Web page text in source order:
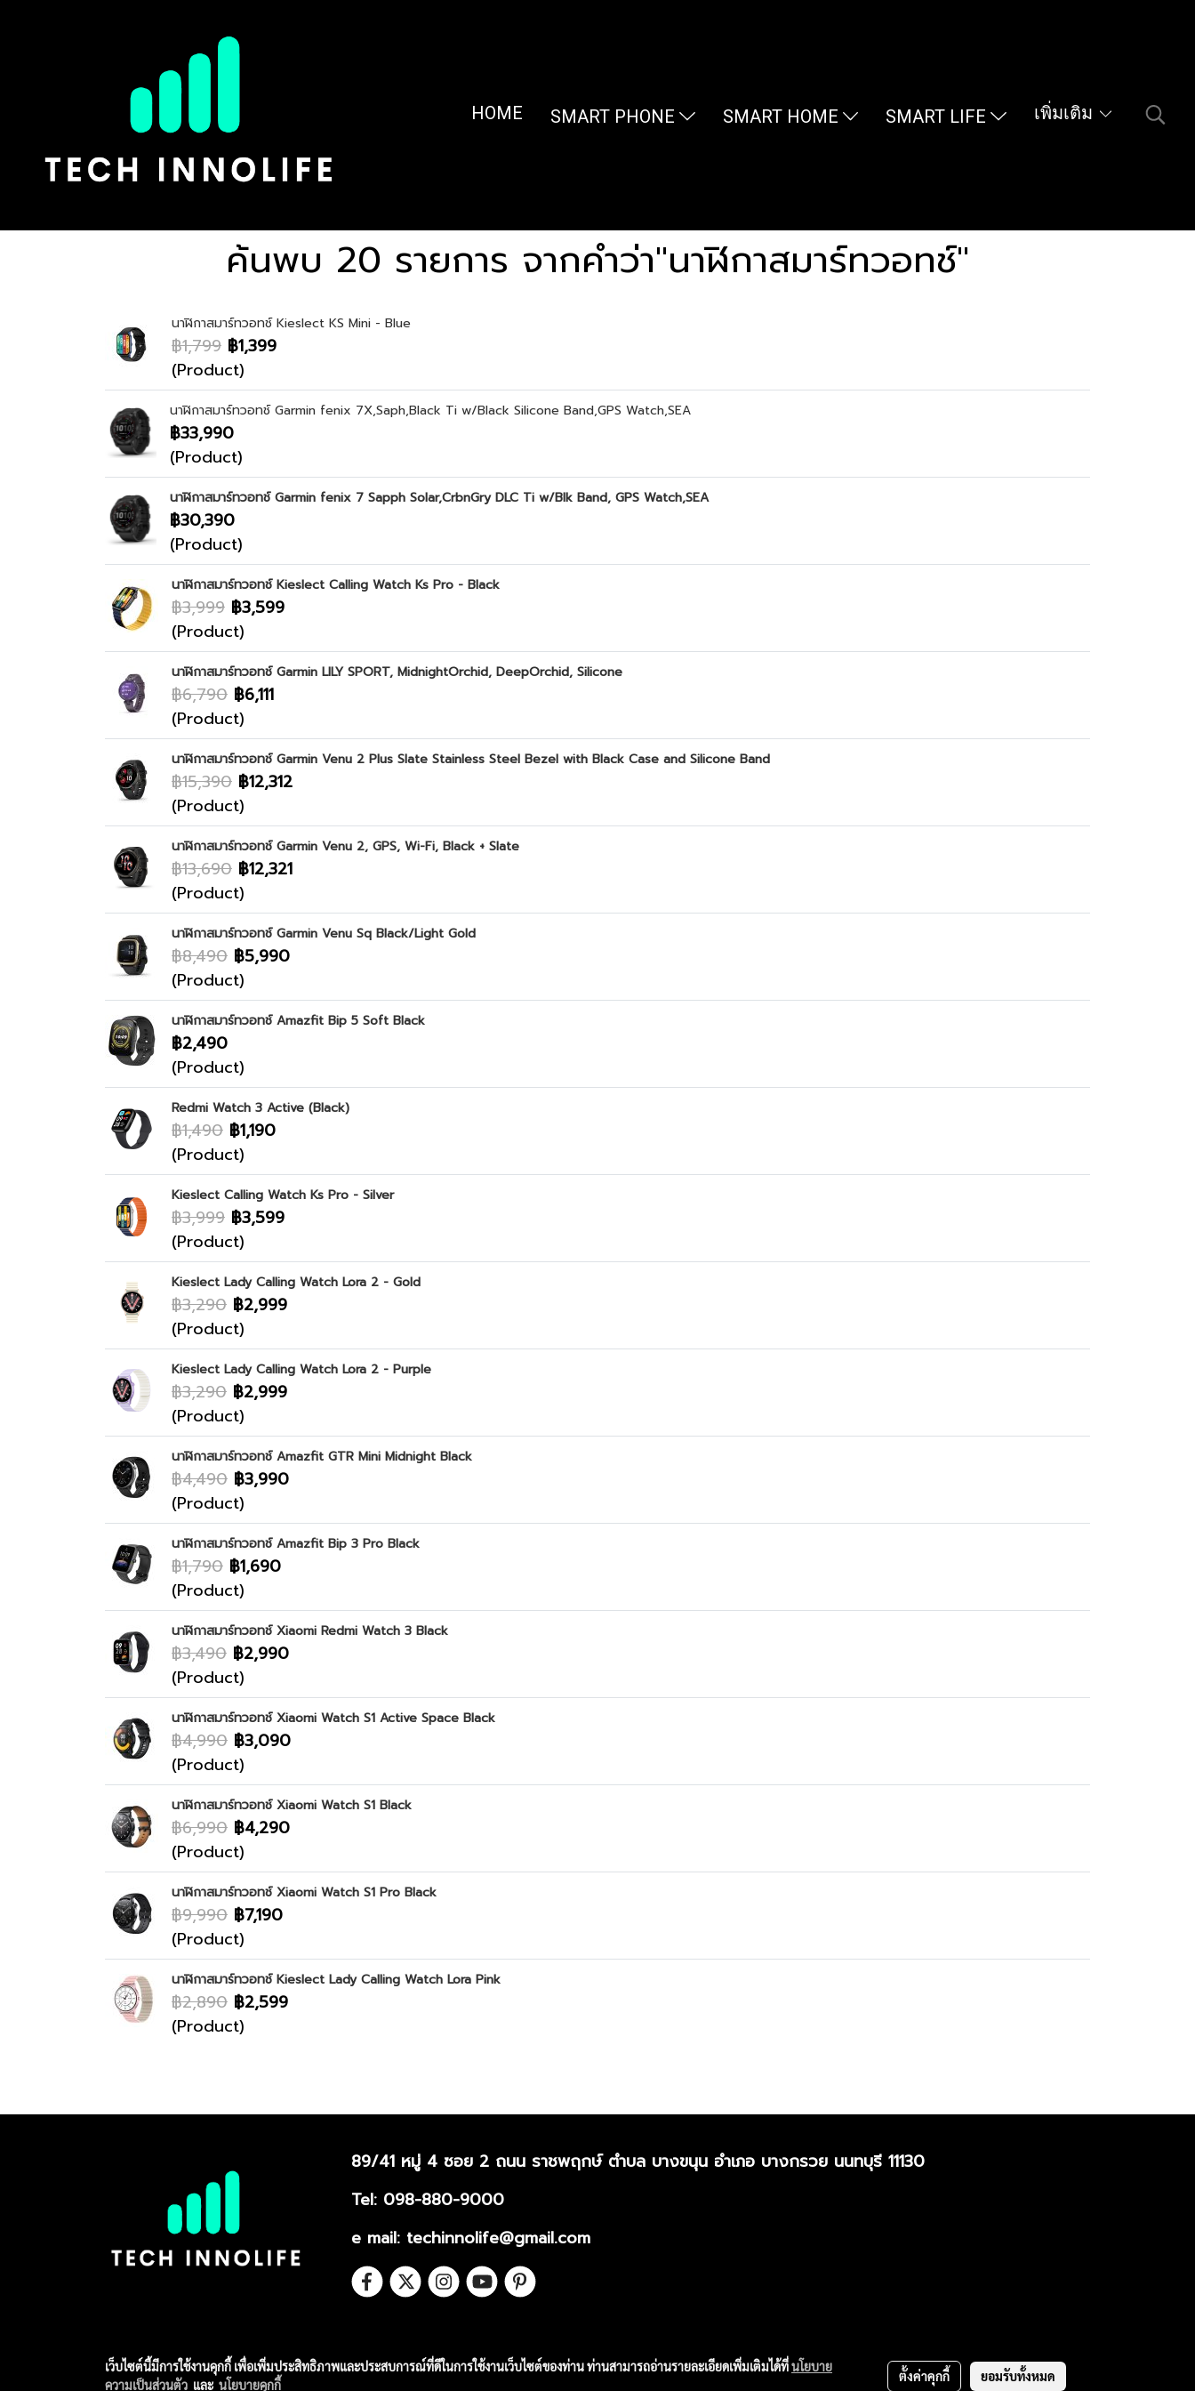
HOME SMART PHONE SMART HOME SMART LIFE เพิ่มเติม
ค้นพบ 20 รายการ จากคำว่า"นาฬิกาสมาร์ทวอทช์"
นาฬิกาสมาร์ทวอทช์ Kieslect KS Mini - Blue
฿1,799 ฿1,399
(Product)
นาฬิกาสมาร์ทวอทช์ Garmin fenix 7X,Saph,Black Ti w/Black Silicone Band,GPS Watch,SEA
฿33,990
(Product)
นาฬิกาสมาร์ทวอทช์ Garmin fenix 7 Sapph Solar,CrbnGry DLC Ti w/Blk Band, GPS Watch,SEA
฿30,390
(Product)
นาฬิกาสมาร์ทวอทช์ Kieslect Calling Watch Ks Pro - Black
฿3,999 ฿3,599
(Product)
นาฬิกาสมาร์ทวอทช์ Garmin LILY SPORT, MidnightOrchid, DeepOrchid, Silicone
฿6,790 ฿6,111
(Product)
นาฬิกาสมาร์ทวอทช์ Garmin Venu 2 Plus Slate Stainless Steel Bezel with Black Case and Silicone Band
฿15,390 ฿12,312
(Product)
นาฬิกาสมาร์ทวอทช์ Garmin Venu 2, GPS, Wi-Fi, Black + Slate
฿13,690 ฿12,321
(Product)
นาฬิกาสมาร์ทวอทช์ Garmin Venu Sq Black/Light Gold
฿8,490 ฿5,990
(Product)
นาฬิกาสมาร์ทวอทช์ Amazfit Bip 5 Soft Black
฿2,490
(Product)
Redmi Watch 3 Active (Black)
฿1,490 ฿1,190
(Product)
Kieslect Calling Watch Ks Pro - Silver
฿3,999 ฿3,599
(Product)
Kieslect Lady Calling Watch Lora 2 - Gold
฿3,290 ฿2,999
(Product)
Kieslect Lady Calling Watch Lora 2 - Purple
฿3,290 ฿2,999
(Product)
นาฬิกาสมาร์ทวอทช์ Amazfit GTR Mini Midnight Black
฿4,490 ฿3,990
(Product)
นาฬิกาสมาร์ทวอทช์ Amazfit Bip 3 Pro Black
฿1,790 ฿1,690
(Product)
นาฬิกาสมาร์ทวอทช์ Xiaomi Redmi Watch 3 Black
฿3,490 ฿2,990
(Product)
นาฬิกาสมาร์ทวอทช์ Xiaomi Watch S1 Active Space Black
฿4,990 ฿3,090
(Product)
นาฬิกาสมาร์ทวอทช์ Xiaomi Watch S1 Black
฿6,990 ฿4,290
(Product)
นาฬิกาสมาร์ทวอทช์ Xiaomi Watch S1 Pro Black
฿9,990 ฿7,190
(Product)
นาฬิกาสมาร์ทวอทช์ Kieslect Lady Calling Watch Lora Pink
฿2,890 ฿2,599
(Product)
89/41 หมู่ 4 ซอย 2 ถนน ราชพฤกษ์ ตำบล บางขนุน อำเภอ บางกรวย นนทบุรี 11130
Tel: 098-880-9000
e mail: techinnolife@gmail.com
Copy right by Tech Innolife co., Ltd.
เว็บไซต์นี้มีการใช้งานคุกกี้ เพื่อเพิ่มประสิทธิภาพและประสบการณ์ที่ดีในการใช้งานเว็บไซต์ของท่าน ท่านสามารถอ่านรายละเอียดเพิ่มเติมได้ที่นโยบาย
ความเป็นส่วนตัว และ นโยบายคุกกี้
ตั้งค่าคุกกี้ ยอมรับทั้งหมด